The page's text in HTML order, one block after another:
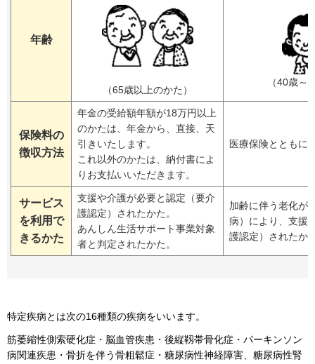
年齢
（65歳以上のかた）
（40歳～
保険料の
徴収方法
年金の受給額年額が18万円以上
のかたは、年金から、直接、天
引きいたします。
これ以外のかたは、納付書によ
りお支払いいただきます。
医療保険とともに
サービス
を利用で
きるかた
支援や介護が必要と認定（要介
護認定）されたかた。
あんしん生活サポート事業対象
者と判定されたかた。
加齢に伴う老化が
病）により、支援
護認定）されたか
特定疾病とは次の16種類の疾病をいいます。
筋萎縮性側索硬化症・脳血管疾患・後縦靱帯骨化症・パーキンソン
病関連疾患・骨折を伴う骨粗鬆症・糖尿病性神経障害、糖尿病性腎